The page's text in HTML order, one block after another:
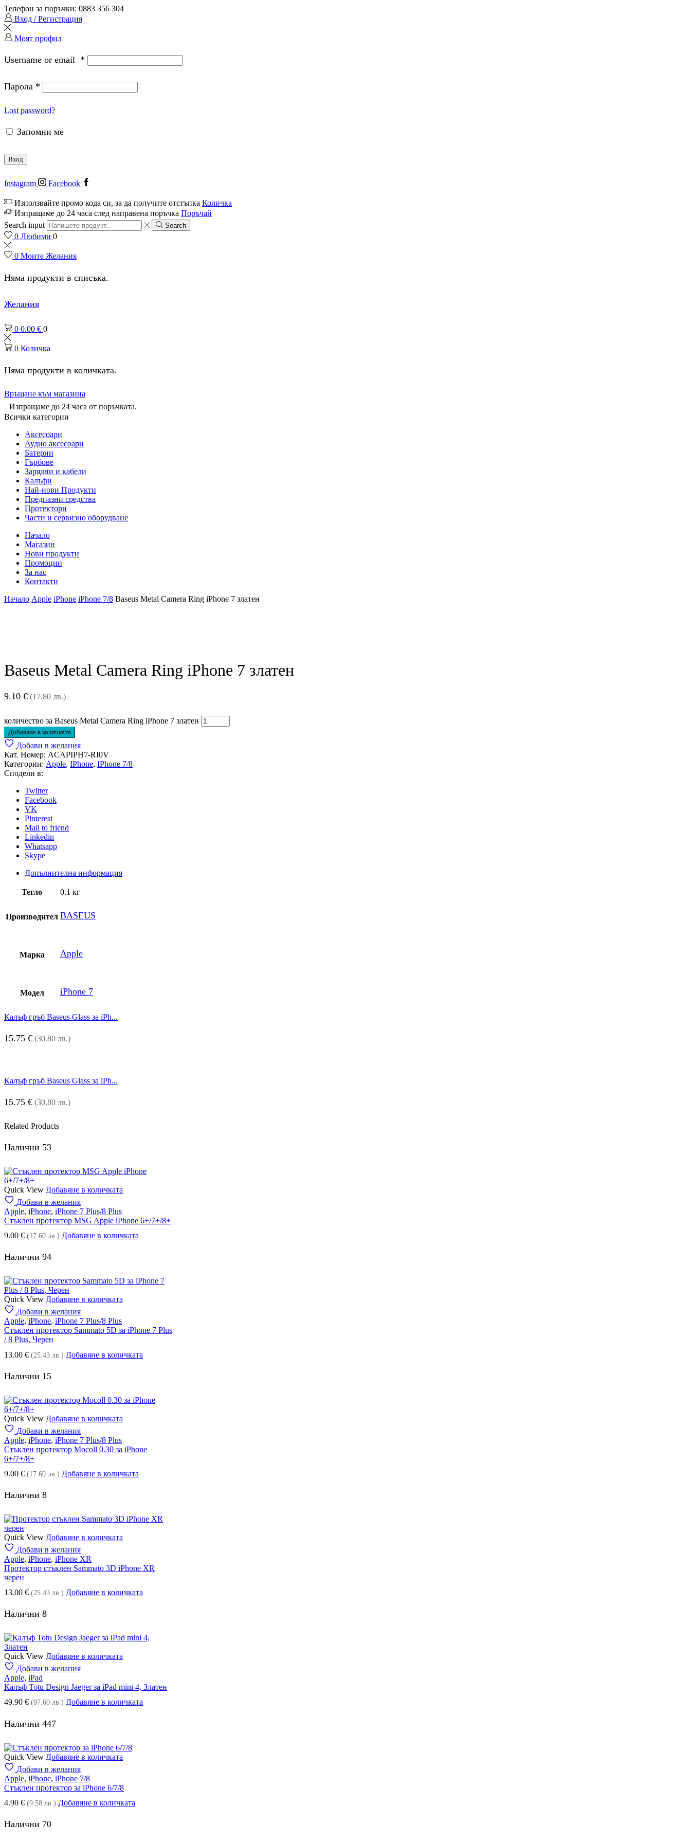
Телефон за поръчки: 0883 356 304
Вход / Регистрация
Моят профил
Username or email *
Парола *
Lost password?
Запомни ме
Вход
Instagram Facebook
Използвайте промо кода си, за да получите отстъпка Количка
Изпращаме до 24 часа след направена поръчка Поръчай
Search input
Search
0 Любими 0
0 Моите Желания
Няма продукти в списъка.
Желания
0 0.00 € 0
0 Количка
Няма продукти в количката.
Връщане към магазина
Изпращаме до 24 часа от поръчката.
Всички категории
Аксесоари
Аудио аксесоари
Батерии
Гърбове
Зарядни и кабели
Калъфи
Най-нови Продукти
Предпазни средства
Протектори
Части и сервизно оборудване
Начало
Магазин
Нови продукти
Промоции
За нас
Контакти
Начало Apple iPhone iPhone 7/8 Baseus Metal Camera Ring iPhone 7 златен
Baseus Metal Camera Ring iPhone 7 златен
9.10 € (17.80 лв.)
количество за Baseus Metal Camera Ring iPhone 7 златен
Добавяне в количката
Добави в желания
Кат. Номер: ACAPIPH7-RI0V
Категории: Apple, IPhone, IPhone 7/8
Сподели в:
Twitter
Facebook
VK
Pinterest
Mail to friend
Linkedin
Whatsapp
Skype
Допълнителна информация
Тегло 0.1 кг
Производител BASEUS
Марка Apple
Модел iPhone 7
Калъф гръб Baseus Glass за iPh...
15.75 € (30.80 лв.)
Калъф гръб Baseus Glass за iPh...
15.75 € (30.80 лв.)
Related Products
Налични 53
Quick View Добавяне в количката
Добави в желания
Apple, iPhone, iPhone 7 Plus/8 Plus
Стъклен протектор MSG Apple iPhone 6+/7+/8+
9.00 € (17.60 лв.) Добавяне в количката
Налични 94
Quick View Добавяне в количката
Добави в желания
Apple, iPhone, iPhone 7 Plus/8 Plus
Стъклен протектор Sammato 5D за iPhone 7 Plus
/ 8 Plus, Черен
13.00 € (25.43 лв.) Добавяне в количката
Налични 15
Quick View Добавяне в количката
Добави в желания
Apple, iPhone, iPhone 7 Plus/8 Plus
Стъклен протектор Mocoll 0.30 за iPhone
6+/7+/8+
9.00 € (17.60 лв.) Добавяне в количката
Налични 8
Quick View Добавяне в количката
Добави в желания
Apple, iPhone, iPhone XR
Протектор стъклен Sammato 3D iPhone XR
черен
13.00 € (25.43 лв.) Добавяне в количката
Налични 8
Quick View Добавяне в количката
Добави в желания
Apple, iPad
Калъф Totu Design Jaeger за iPad mini 4, Златен
49.90 € (97.60 лв.) Добавяне в количката
Налични 447
Quick View Добавяне в количката
Добави в желания
Apple, iPhone, iPhone 7/8
Стъклен протектор за iPhone 6/7/8
4.90 € (9.58 лв.) Добавяне в количката
Налични 70